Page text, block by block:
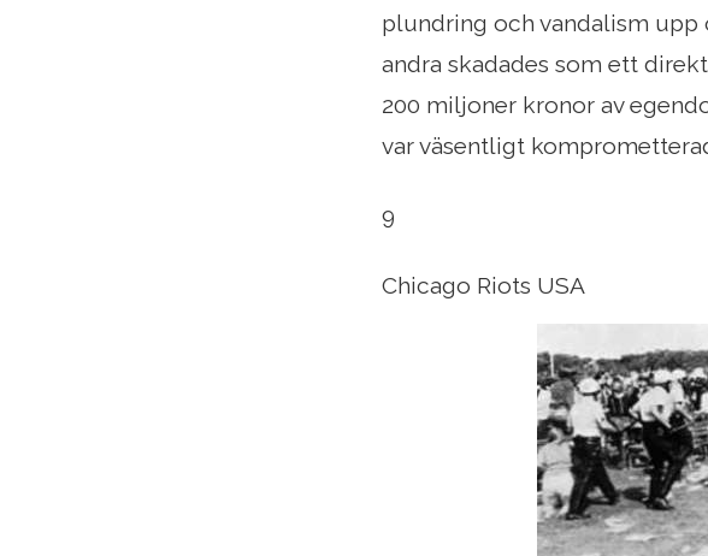
plundring och vandalism upp
andra skadades som ett
200 miljoner kronor av
var väsentligt
9
Chicago Riots USA